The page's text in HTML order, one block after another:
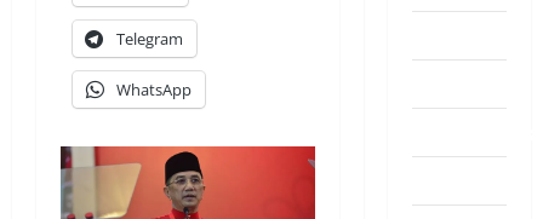
Telegram
WhatsApp